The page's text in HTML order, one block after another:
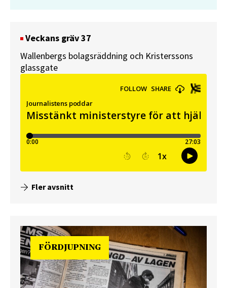
Veckans gräv 37
Wallenbergs bolagsräddning och Kristerssons
glassgate
Fler avsnitt
FÖRDJUPNING